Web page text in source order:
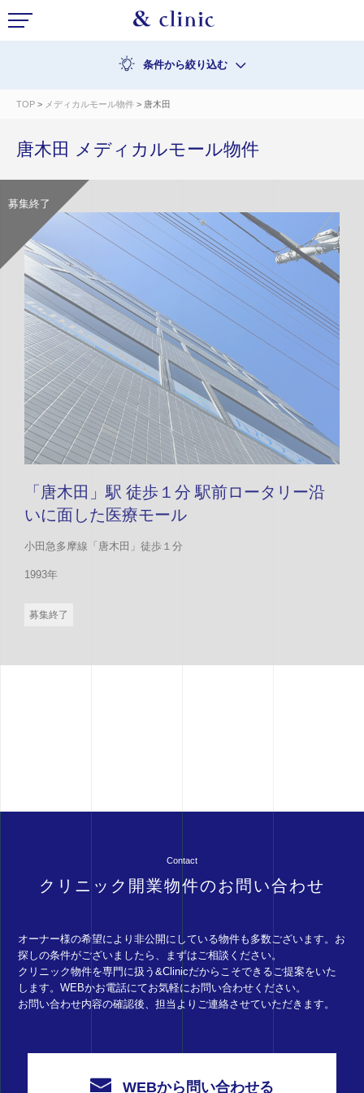
条件から絞り込む
TOP > メディカルモール物件 > 唐木田
唐木田 メディカルモール物件
「唐木田」駅 徒歩１分 駅前ロータリー沿
いに面した医療モール
小田急多摩線「唐木田」徒歩１分
1993年
募集終了
募集終了
Contact
クリニック開業物件のお問い合わせ
オーナー様の希望により非公開にしている物件も多数ございます。お
探しの条件がございましたら、まずはご相談ください。
クリニック物件を専門に扱う&Clinicだからこそできるご提案をいた
します。WEBかお電話にてお気軽にお問い合わせください。
お問い合わせ内容の確認後、担当よりご連絡させていただきます。
WEBから問い合わせる